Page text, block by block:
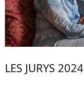
LES JURYS 2024